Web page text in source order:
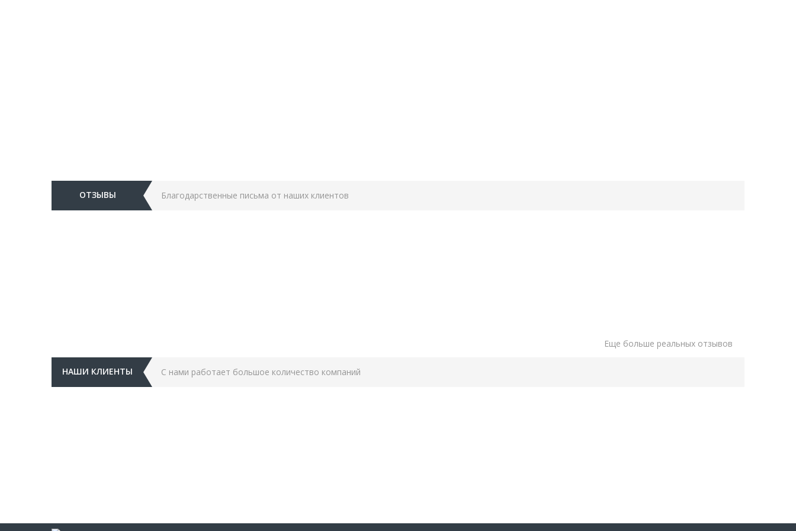
ОТЗЫВЫ Благодарственные письма от наших клиентов
Еще больше реальных отзывов
НАШИ КЛИЕНТЫ С нами работает большое количество компаний